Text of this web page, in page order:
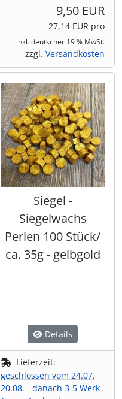
9,50 EUR
27,14 EUR pro
inkl. deutscher 19 % MwSt.
zzgl. Versandkosten
Siegel -
Siegelwachs
Perlen 100 Stück/
ca. 35g - gelbgold
Details
Lieferzeit:
geschlossen vom 24.07.
20.08. - danach 3-5 Werk-